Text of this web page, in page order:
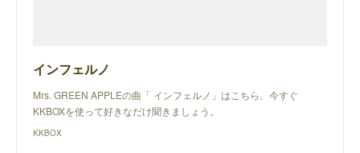
インフェルノ
Mrs. GREEN APPLEの曲「 インフェルノ」はこちら、今すぐ
KKBOXを使って好きなだけ聞きましょう。
KKBOX